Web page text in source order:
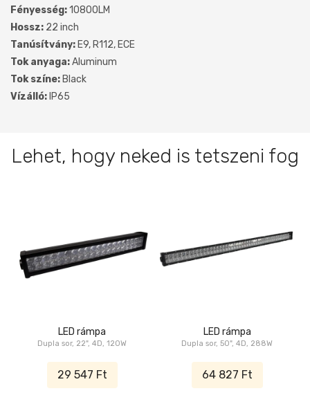
Fényesség:10800LM
Hossz: 22 inch
Tanúsítvány: E9, R112, ECE
Tok anyaga:Aluminum
Tok színe: Black
Vízálló: IP65
Lehet, hogy neked is tetszeni fog
LED rámpa
Dupla sor, 22", 4D, 120W
29 547 Ft
LED rámpa
Dupla sor, 50", 4D, 288W
64 827 Ft